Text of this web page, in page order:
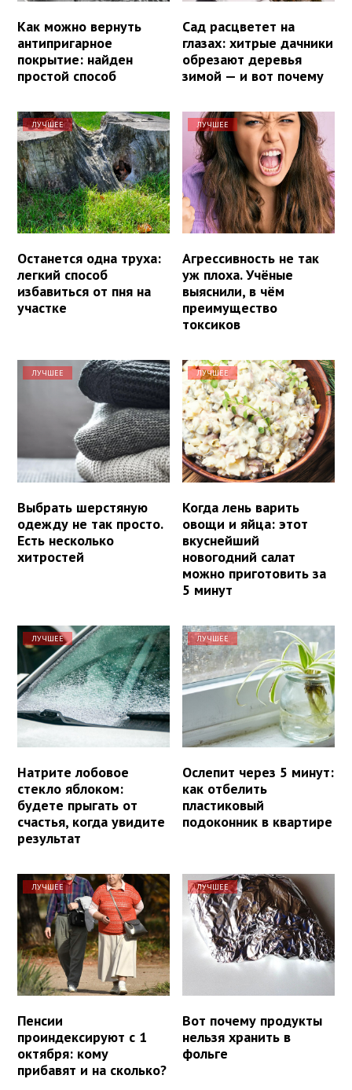
Как можно вернуть
антипригарное
покрытие: найден
простой способ
Сад расцветет на
глазах: хитрые дачники
обрезают деревья
зимой — и вот почему
ЛУЧШЕЕ
Останется одна труха:
легкий способ
избавиться от пня на
участке
ЛУЧШЕЕ
Агрессивность не так
уж плоха. Учёные
выяснили, в чём
преимущество
токсиков
ЛУЧШЕЕ
Выбрать шерстяную
одежду не так просто.
Есть несколько
хитростей
ЛУЧШЕЕ
Когда лень варить
овощи и яйца: этот
вкуснейший
новогодний салат
можно приготовить за
5 минут
ЛУЧШЕЕ
Натрите лобовое
стекло яблоком:
будете прыгать от
счастья, когда увидите
результат
ЛУЧШЕЕ
Ослепит через 5 минут:
как отбелить
пластиковый
подоконник в квартире
ЛУЧШЕЕ
Пенсии
проиндексируют с 1
октября: кому
прибавят и на сколько?
ЛУЧШЕЕ
Вот почему продукты
нельзя хранить в
фольге